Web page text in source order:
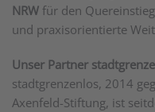
NRW für den
und praxisorientierte
Unser Partner
stadtgrenzenlos, 2014
Axenfeld-Stiftung, ist